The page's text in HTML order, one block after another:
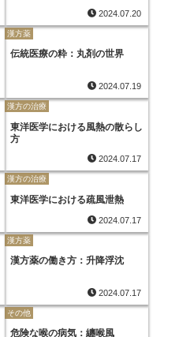
2024.07.20
漢方薬
伝統医療の粋：丸剤の世界
2024.07.19
漢方の治療
東洋医学における風熱の散らし
方
2024.07.17
漢方の治療
東洋医学における疏風泄熱
2024.07.17
漢方薬
漢方薬の働き方：升降浮沈
2024.07.17
その他
危険な喉の病気：纏喉風